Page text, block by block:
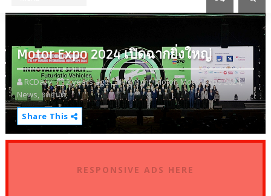
Motor Expo 2024 เปิดฉากยิ่งใหญ่
RCDaily 2 years ago Highlight,Motor,Motor Expo 2024,
News, รถยนต์,
Share This
RESPONSIVE ADS HERE